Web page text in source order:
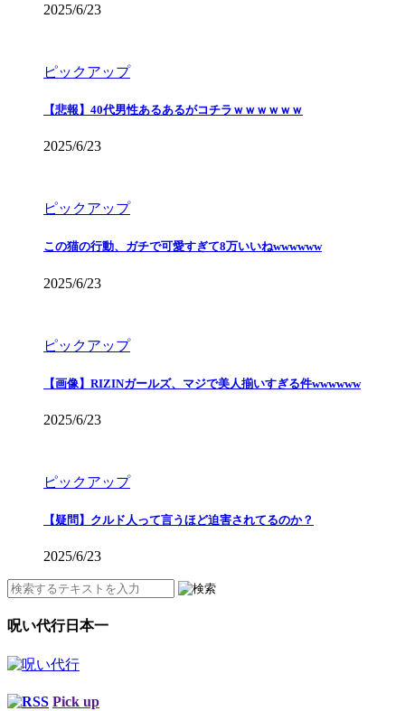
2025/6/23
ピックアップ
【悲報】40代男性あるあるがコチラｗｗｗｗｗｗ
2025/6/23
ピックアップ
この猫の行動、ガチで可愛すぎて8万いいねwwwwww
2025/6/23
ピックアップ
【画像】RIZINガールズ、マジで美人揃いすぎる件wwwwww
2025/6/23
ピックアップ
【疑問】クルド人って言うほど迫害されてるのか？
2025/6/23
呪い代行日本一
Pick up